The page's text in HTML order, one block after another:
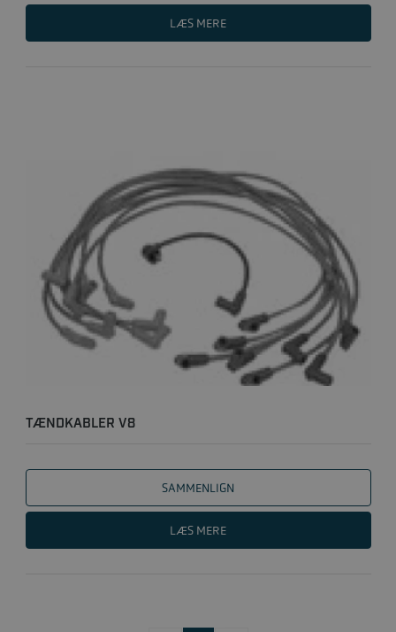
LÆS MERE
TÆNDKABLER V8
SAMMENLIGN
LÆS MERE